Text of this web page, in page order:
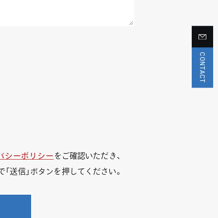
シーポリシー をご確認いただき、
送信」ボタンを押してください。
CONTACT